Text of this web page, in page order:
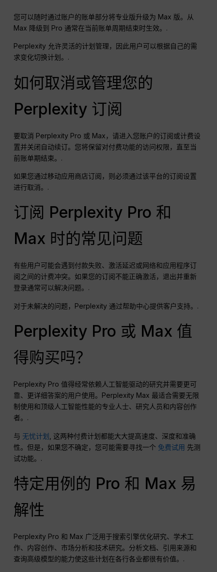
您可以随时通过账户的账单部分将专业版升级为 Max 版。从
Max 降级到 Pro 通常在当前账单周期结束时生效。.
Perplexity 允许灵活的计划管理，因此用户可以根据自己的需
求变化切换计划。.
如何取消或管理您的
Perplexity 订阅
要取消 Perplexity Pro 或 Max，请进入您账户的订阅或计费设
置并关闭自动续订。您将保留对付费功能的访问权限，直至当
前账单期结束。.
如果您通过移动应用商店订阅，则必须通过该平台的订阅设置
进行取消。.
订阅 Perplexity Pro 和
Max 时的常见问题
有些用户可能会遇到付款失败、激活延迟或网络和应用程序订
阅之间的计费冲突。如果您的订阅不能正确激活，退出并重新
登录通常可以解决问题。.
对于未解决的问题，Perplexity 通过帮助中心提供客户支持。.
Perplexity Pro 或 Max 值
得购买吗？
Perplexity Pro 值得经常依赖人工智能驱动的研究并需要更可
靠、更详细答案的用户使用。Perplexity Max 最适合需要无限
制使用和顶级人工智能性能的专业人士、研究人员和内容创作
者。.
与 无忧计划
, 这两种付费计划都能大大提高速度、深度和准确
性。但是，如果您不确定，您可能需要寻找一个 免费试用 先测
试功能。.
特定用例的 Pro 和 Max 易
解性
Perplexity Pro 和 Max 广泛用于搜索引擎优化研究、学术工
作、内容创作、市场分析和技术研究。分析文档、引用来源和
查询高级模型的能力使这些计划在各行各业都很有价值。.